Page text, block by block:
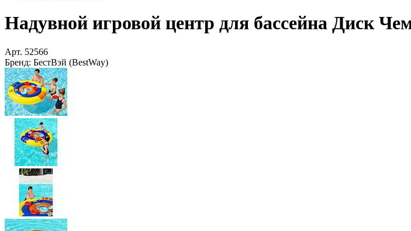
Надувной игровой центр для бассейна Диск
Арт. 52566
Бренд: БестВэй (BestWay)